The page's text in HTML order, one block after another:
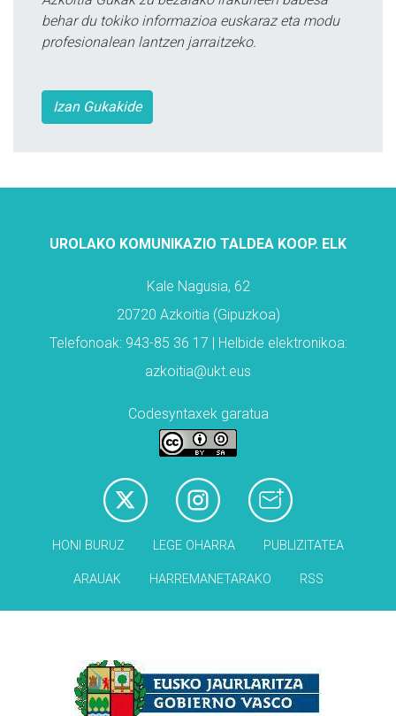
behar du tokiko informazioa euskaraz eta modu
profesionalean lantzen jarraitzeko.
Izan Gukakide
UROLAKO KOMUNIKAZIO TALDEA KOOP. ELK
Kale Nagusia, 62
20720 Azkoitia (Gipuzkoa)
Telefonoak: 943-85 36 17 | Helbide elektronikoa:
azkoitia@ukt.eus
Codesyntaxek garatua
HONI BURUZ LEGE OHARRA PUBLIZITATEA
ARAUAK HARREMANETARAKO RSS